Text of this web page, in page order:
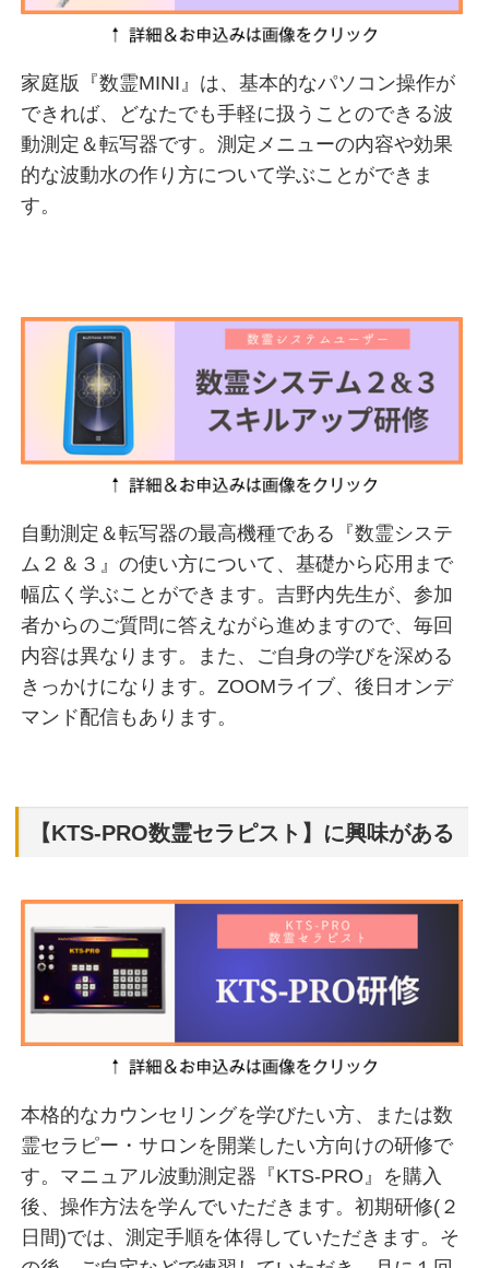
家庭版『数霊MINI』は、基本的なパソコン操作が
できれば、どなたでも手軽に扱うことのできる波
動測定＆転写器です。測定メニューの内容や効果
的な波動水の作り方について学ぶことができま
す。
自動測定＆転写器の最高機種である『数霊システ
ム２＆３』の使い方について、基礎から応用まで
幅広く学ぶことができます。吉野内先生が、参加
者からのご質問に答えながら進めますので、毎回
内容は異なります。また、ご自身の学びを深める
きっかけになります。ZOOMライブ、後日オンデ
マンド配信もあります。
【KTS-PRO数霊セラピスト】に興味がある
本格的なカウンセリングを学びたい方、または数
霊セラピー・サロンを開業したい方向けの研修で
す。マニュアル波動測定器『KTS-PRO』を購入
後、操作方法を学んでいただきます。初期研修(２
日間)では、測定手順を体得していただきます。そ